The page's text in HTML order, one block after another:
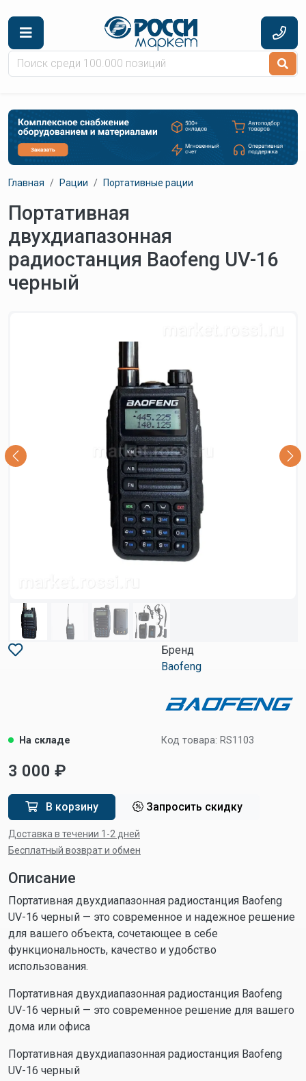
Главная Рации Портативные рации
Портативная
двухдиапазонная
радиостанция Baofeng UV-16
черный
Бренд
Baofeng
На складе Код товара: RS1103
3 000 ₽
В корзину Запросить скидку
Доставка в течении 1-2 дней
Бесплатный возврат и обмен
Описание
Портативная двухдиапазонная радиостанция Baofeng
UV-16 черный — это современное и надежное решение
для вашего объекта, сочетающее в себе
функциональность, качество и удобство
использования.
Портативная двухдиапазонная радиостанция Baofeng
UV-16 черный — это современное решение для вашего
дома или офиса
Портативная двухдиапазонная радиостанция Baofeng
UV-16 черный